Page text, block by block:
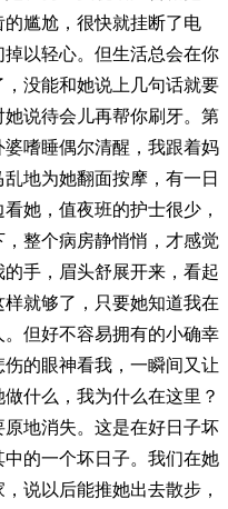
尴尬，很快就挂断了电
以轻心。但生活总会在你
没能和她说上几句话就要
说待会儿再帮你刷牙。第
嗜睡偶尔清醒，我跟着妈
地为她翻面按摩，有一日
她，值夜班的护士很少，
整个病房静悄悄，才感觉
手，眉头舒展开来，看起
就够了，只要她知道我在
但好不容易拥有的小确幸
的眼神看我，一瞬间又让
什么，我为什么在这里？
地消失。这是在好日子坏
的一个坏日子。我们在她
说以后能推她出去散步，